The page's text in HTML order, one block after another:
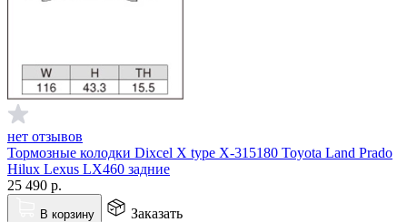
нет отзывов
Тормозные колодки Dixcel X type X-315180 Toyota Land Prado
Hilux Lexus LX460 задние
25 490 р.
В корзину Заказать